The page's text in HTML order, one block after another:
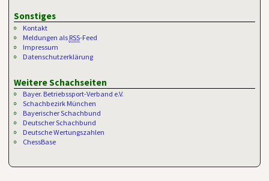
Sonstiges
Kontakt
Meldungen als RSS-Feed
Impressum
Datenschutzerklärung
Weitere Schachseiten
Bayer. Betriebssport-Verband e.V.
Schachbezirk München
Bayerischer Schachbund
Deutscher Schachbund
Deutsche Wertungszahlen
ChessBase